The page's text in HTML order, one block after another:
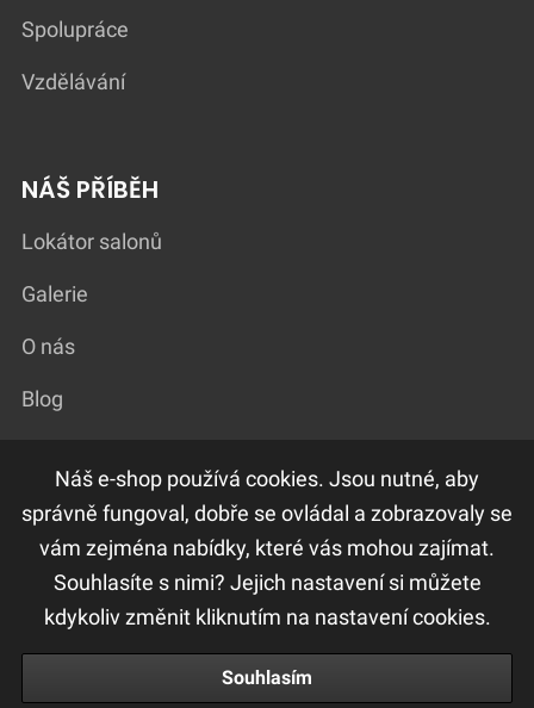
Spolupráce
Vzdělávání
NÁŠ PŘÍBĚH
Lokátor salonů
Galerie
O nás
Blog
DŮLEŽITÉ ODKAZY
F.A.Q
Ochrana osobních údajů
Obchodní a reklamační podmínky
Náš e-shop používá cookies. Jsou nutné, aby
správně fungoval, dobře se ovládal a zobrazovaly se
vám zejména nabídky, které vás mohou zajímat.
Souhlasíte s nimi? Jejich nastavení si můžete
kdykoliv změnit kliknutím na nastavení cookies.
Souhlasím